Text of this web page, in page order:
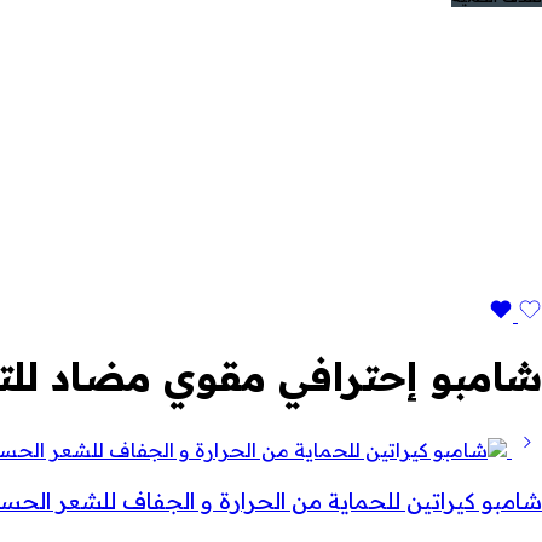
شامبو إحترافي مقوي مضاد
شامبو كيراتين للحماية من الحرارة و الجفاف للشعر